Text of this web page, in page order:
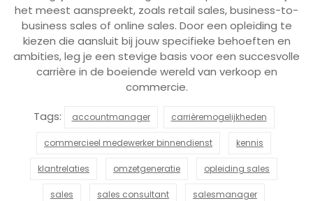
het meest aanspreekt, zoals retail sales, business-to-
business sales of online sales. Door een opleiding te
kiezen die aansluit bij jouw specifieke behoeften en
ambities, leg je een stevige basis voor een succesvolle
carrière in de boeiende wereld van verkoop en
commercie.
Tags:
accountmanager carrièremogelijkheden
commercieel medewerker binnendienst kennis
klantrelaties omzetgeneratie opleiding sales
sales sales consultant salesmanager